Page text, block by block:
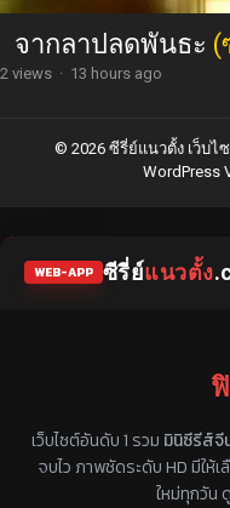
จากลาปลดพันธะ (
2 views · 13 hours ago
© 2026 ซีรี่ย์แนวตั้ง เว็บ
WordPress
WEB-APP ซีรี่ย์แนวตั้ง
แหล่งรวมซีรี่ย์จีนแนวตั้
เว็บไซต์อันดับ 1 รวม มินิซีรีส์จี
จบไว ภาพชัดระดับ HD มีให้เ
ใหม่ทุกวัน